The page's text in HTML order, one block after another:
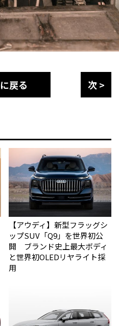
戻る 次 >
【アウディ】新型フラッグシ
ップSUV「Q9」を世界初公
開 ブランド史上最大ボディ
と世界初OLEDリヤライト採
用